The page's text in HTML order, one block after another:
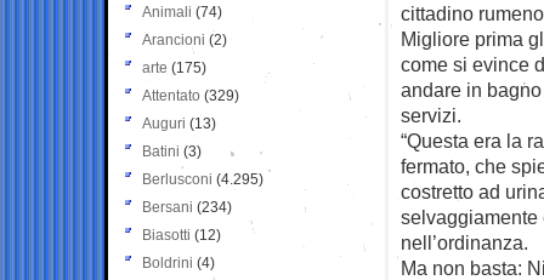
cittadino
Migliore prima
come si evince
andare in
servizi.
“Questa era la
fermato, che
costretto ad
selvaggiamente
nell’ordinanza.
Ma non basta:
Animali (74)
Arancioni (2)
arte (175)
Attentato (329)
Auguri (13)
Batini (3)
Berlusconi (4.295)
Bersani (234)
Biasotti (12)
Boldrini (4)